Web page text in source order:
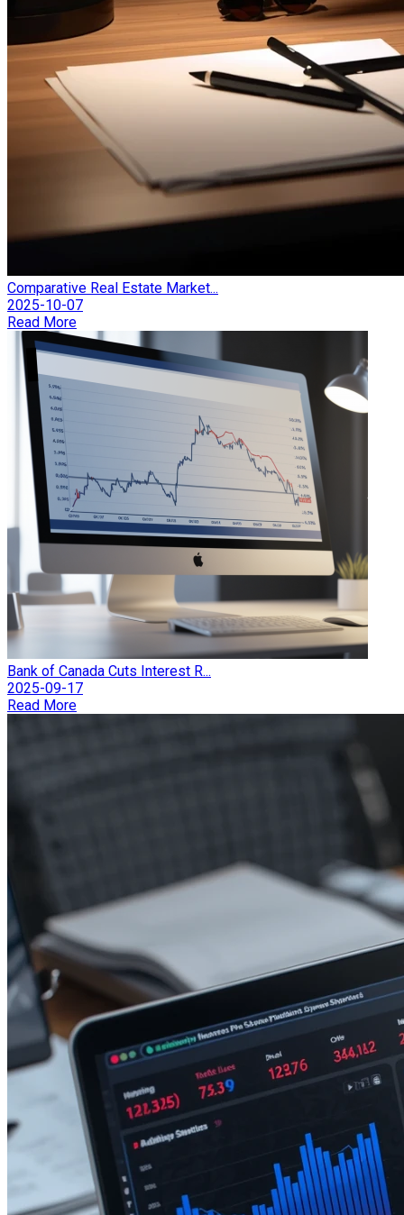
Comparative Real Estate Market...
2025-10-07
Read More
Bank of Canada Cuts Interest R...
2025-09-17
Read More